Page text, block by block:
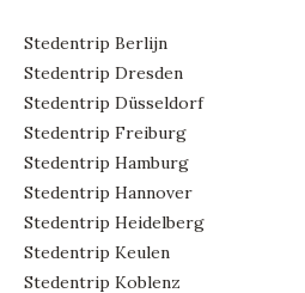
Stedentrip Berlijn
Stedentrip Dresden
Stedentrip Düsseldorf
Stedentrip Freiburg
Stedentrip Hamburg
Stedentrip Hannover
Stedentrip Heidelberg
Stedentrip Keulen
Stedentrip Koblenz